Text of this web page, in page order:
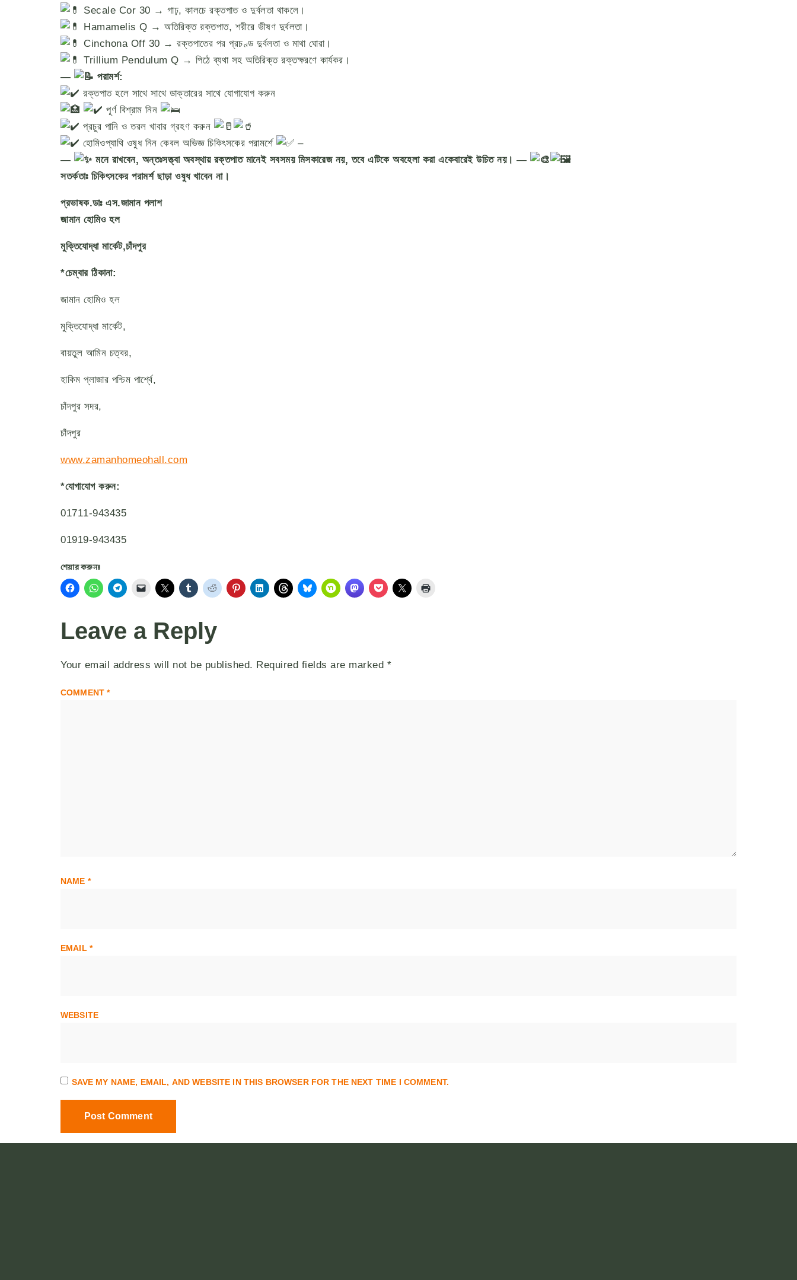
Secale Cor 30 → গাঢ়, কালচে রক্তপাত ও দুর্বলতা থাকলে।
Hamamelis Q → অতিরিক্ত রক্তপাত, শরীরে ভীষণ দুর্বলতা।
Cinchona Off 30 → রক্তপাতের পর প্রচণ্ড দুর্বলতা ও মাথা ঘোরা।
Trillium Pendulum Q → পিঠে ব্যথা সহ অতিরিক্ত রক্তক্ষরণে কার্যকর।
—
পরামর্শ:
রক্তপাত হলে সাথে সাথে ডাক্তারের সাথে যোগাযোগ করুন
পূর্ণ বিশ্রাম নিন
প্রচুর পানি ও তরল খাবার গ্রহণ করুন
হোমিওপ্যাথি ওষুধ নিন কেবল অভিজ্ঞ চিকিৎসকের পরামর্শে
–
—
মনে রাখবেন, অন্তঃসত্ত্বা অবস্থায় রক্তপাত মানেই সবসময় মিসকারেজ নয়, তবে এটিকে অবহেলা করা একেবারেই উচিত নয়। —
সতর্কতাঃ চিকিৎসকের পরামর্শ ছাড়া ওষুধ খাবেন না।
প্রভাষক.ডাঃ এস.জামান পলাশ
জামান হোমিও হল
মুক্তিযোদ্ধা মার্কেট,চাঁদপুর
*চেম্বার ঠিকানা:
জামান হোমিও হল
মুক্তিযোদ্ধা মার্কেট,
বায়তুল আমিন চত্বর,
হাকিম প্লাজার পশ্চিম পার্শ্বে,
চাঁদপুর সদর,
চাঁদপুর
www.zamanhomeohall.com
*যোগাযোগ করুন:
01711-943435
01919-943435
শেয়ার করুনঃ
Leave a Reply
Your email address will not be published. Required fields are marked *
COMMENT*
NAME *
EMAIL *
WEBSITE
SAVE MY NAME, EMAIL, AND WEBSITE IN THIS BROWSER FOR THE NEXT TIME I COMMENT.